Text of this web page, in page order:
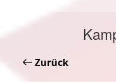
Zurück